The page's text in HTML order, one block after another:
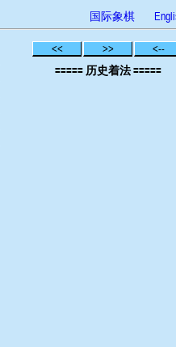
国际象棋
<< >>
<--
===== 历史着法 =====